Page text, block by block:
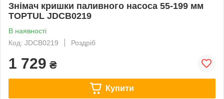
Знімач кришки паливного насоса 55-199 мм
TOPTUL JDCB0219
В наявності
Код: JDCB0219
Роздріб
1 729 ₴
Купити